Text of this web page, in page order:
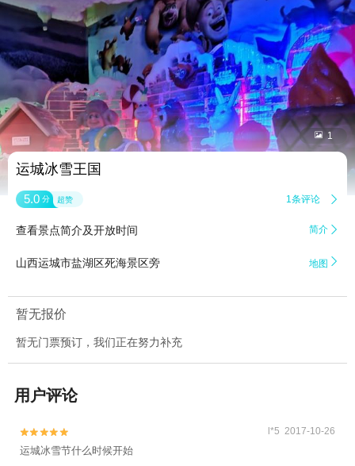
 1
运城冰雪王国
5.0 分 超赞 1条评论 
查看景点简介及开放时间 简介 
山西运城市盐湖区死海景区旁 地图 
暂无报价
暂无门票预订，我们正在努力补充
用户评论

 l*5 2017-10-26
运城冰雪节什么时候开始
